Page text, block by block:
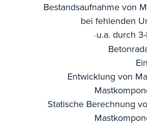
Bestandsaufnahme von
bei fehlenden
u.a. durch
Entwicklung von
Statische Berechnung